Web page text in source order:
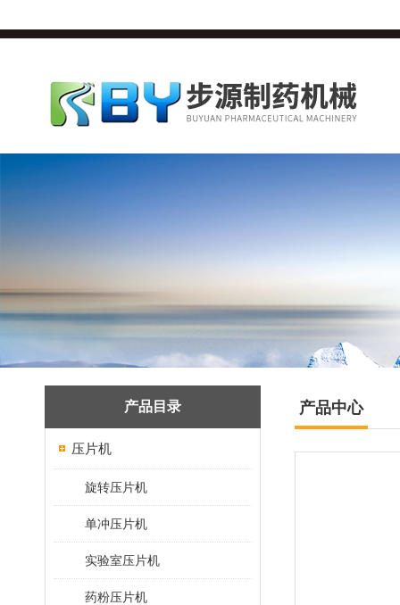
产品目录
压片机
旋转压片机
单冲压片机
实验室压片机
药粉压片机
产品中心